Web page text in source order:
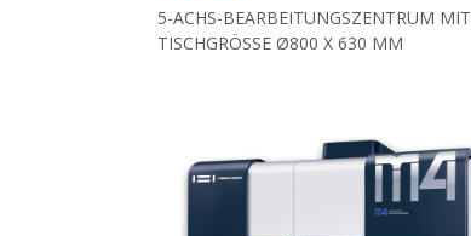
5-ACHS-BEARBEITUNGSZENTRUM MIT
TISCHGRÖSSE Ø800 X 630 MM